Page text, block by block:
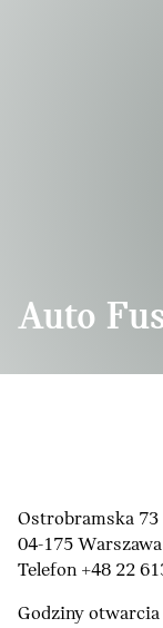
Przejdź do
Auto
Ostrobramska 73
04-175 Warszawa
Telefon +48 22
Godziny otwarcia